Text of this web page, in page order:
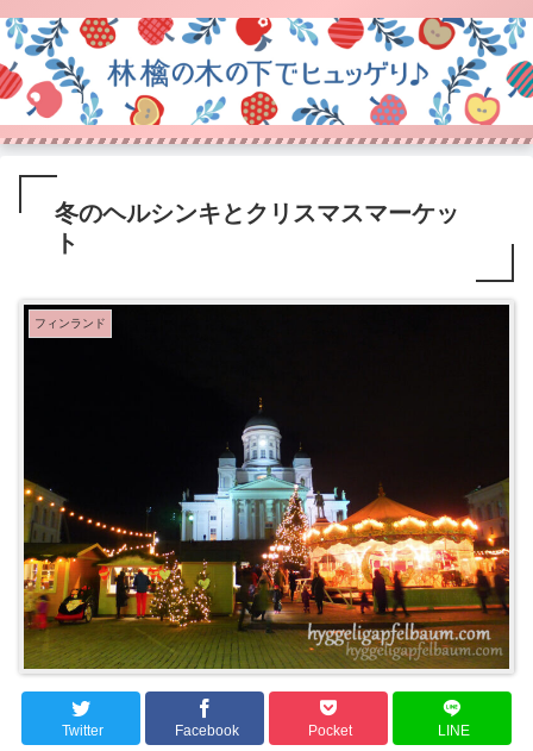
冬のヘルシンキとクリスマスマーケッ
ト
フィンランド
Twitter Facebook Pocket LINE